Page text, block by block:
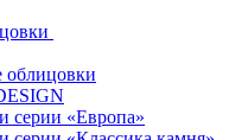
серии «Европа»